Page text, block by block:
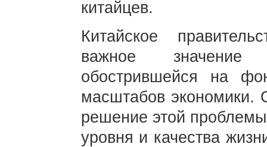
китайцев.
Китайское
важное значение
обострившейся на
масштабов экономики.
решение этой
уровня и качества